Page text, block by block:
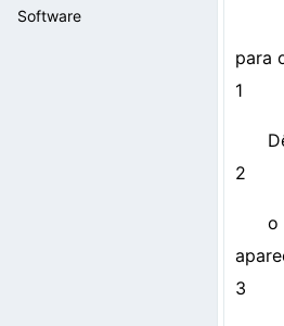
Software
para
1
2
o
3